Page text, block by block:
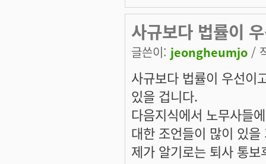
사규보다 법률이
글쓴이: jeongheumjo /
사규보다 법률이 우선이
있을 겁니다.
다음지식에서 노무사들
대한 조언들이 많이 있
제가 알기로는 퇴사 통